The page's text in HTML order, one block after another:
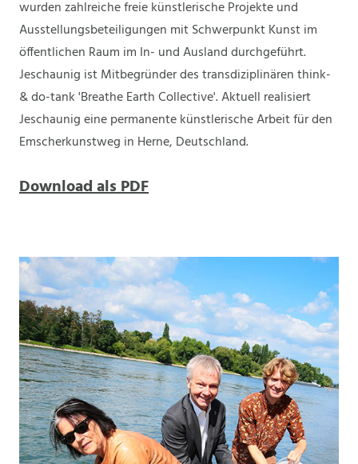
wurden zahlreiche freie künstlerische Projekte und
Ausstellungsbeteiligungen mit Schwerpunkt Kunst im
öffentlichen Raum im In- und Ausland durchgeführt.
Jeschaunig ist Mitbegründer des transdiziplinären think-
& do-tank 'Breathe Earth Collective'. Aktuell realisiert
Jeschaunig eine permanente künstlerische Arbeit für den
Emscherkunstweg in Herne, Deutschland.
Download als PDF